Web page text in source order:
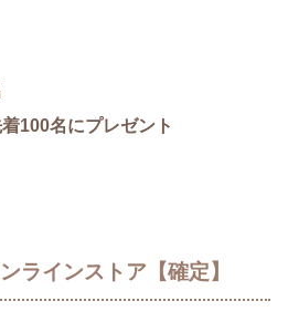
100名にプレゼント
ラインストア【確定】